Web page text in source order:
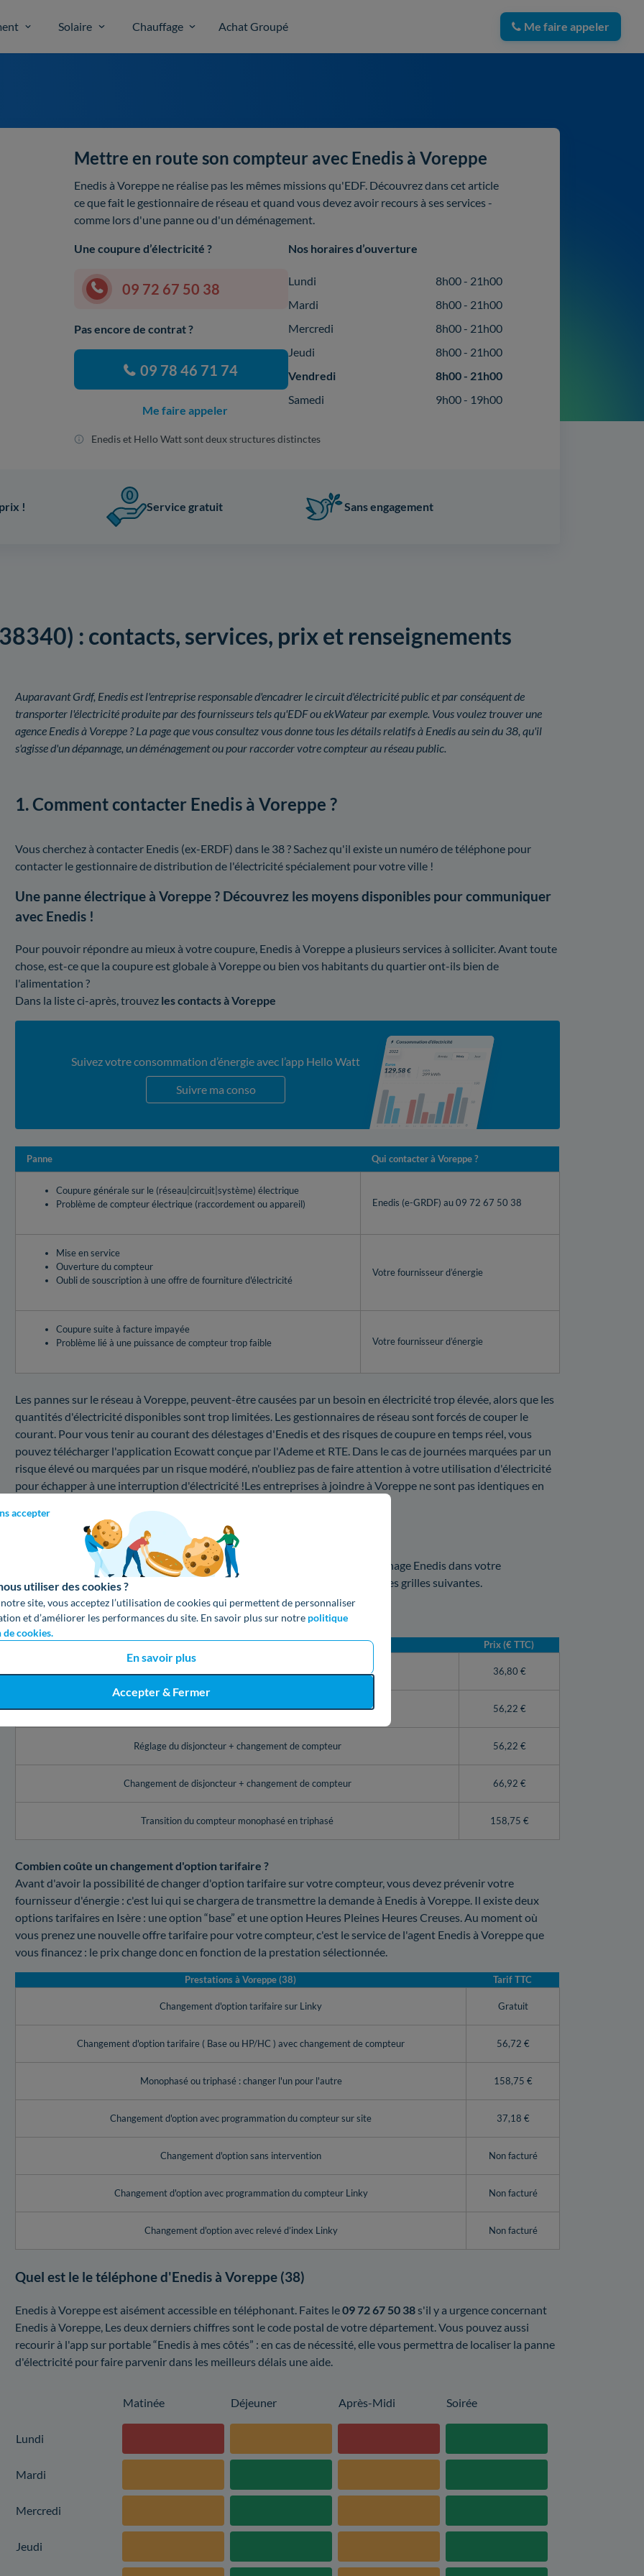
Solaire Chauffage Achat Groupé Me faire appeler
accepter
utiliser des cookies ?
site, vous acceptez l’utilisation de cookies qui permettent de personnaliser
et d’améliorer les performances du site. En savoir plus sur notre politique
cookies.
En savoir plus
Accepter & Fermer
Mettre en route son compteur avec Enedis à Voreppe
Enedis à Voreppe ne réalise pas les mêmes missions qu'EDF. Découvrez dans cet article
ce que fait le gestionnaire de réseau et quand vous devez avoir recours à ses services -
comme lors d'une panne ou d'un déménagement.
Une coupure d’électricité ?
09 72 67 50 38
Pas encore de contrat ?
09 78 46 71 74
Me faire appeler
Nos horaires d’ouverture
Lundi
8h00 - 21h00
Mardi
8h00 - 21h00
Mercredi
8h00 - 21h00
Jeudi
8h00 - 21h00
Vendredi
8h00 - 21h00
Samedi
9h00 - 19h00
Enedis et Hello Watt sont deux structures distinctes
! Service gratuit Sans engagement
: contacts, services, prix et renseignements
Auparavant Grdf, Enedis est l'entreprise responsable d'encadrer le circuit d'électricité public et par conséquent de
transporter l'électricité produite par des fournisseurs tels qu'EDF ou ekWateur par exemple. Vous voulez trouver une
agence Enedis à Voreppe ? La page que vous consultez vous donne tous les détails relatifs à Enedis au sein du 38, qu'il
s'agisse d'un dépannage, un déménagement ou pour raccorder votre compteur au réseau public.
1. Comment contacter Enedis à Voreppe ?
Vous cherchez à contacter Enedis (ex-ERDF) dans le 38 ? Sachez qu'il existe un numéro de téléphone pour
contacter le gestionnaire de distribution de l'électricité spécialement pour votre ville !
Une panne électrique à Voreppe ? Découvrez les moyens disponibles pour communiquer
avec Enedis !
Pour pouvoir répondre au mieux à votre coupure, Enedis à Voreppe a plusieurs services à solliciter. Avant toute
chose, est-ce que la coupure est globale à Voreppe ou bien vos habitants du quartier ont-ils bien de
l'alimentation ?
Dans la liste ci-après, trouvez les contacts à Voreppe
Suivez votre consommation d’énergie avec l’app Hello Watt
Suivre ma conso
Panne Qui contacter à Voreppe ?
Coupure générale sur le (réseau|circuit|système) électrique
Problème de compteur électrique (raccordement ou appareil)
Enedis (e-GRDF) au 09 72 67 50 38
Mise en service
Ouverture du compteur
Oubli de souscription à une offre de fourniture d'électricité
Votre fournisseur d’énergie
Coupure suite à facture impayée
Problème lié à une puissance de compteur trop faible
Votre fournisseur d’énergie
Les pannes sur le réseau à Voreppe, peuvent-être causées par un besoin en électricité trop élevée, alors que les
quantités d'électricité disponibles sont trop limitées. Les gestionnaires de réseau sont forcés de couper le
courant. Pour vous tenir au courant des délestages d'Enedis et des risques de coupure en temps réel, vous
pouvez télécharger l'application Ecowatt conçue par l'Ademe et RTE. Dans le cas de journées marquées par un
risque élevé ou marquées par un risque modéré, n'oubliez pas de faire attention à votre utilisation d'électricité
pour échapper à une interruption d'électricité !Les entreprises à joindre à Voreppe ne sont pas identiques en
Coupure au 38340 : combien coûte une intervention ?
Vous aimeriez vous renseigner dans un premier temps sur le prix d'un dépannage Enedis dans votre
département à savoir en Isère ? Voici un récapitulatif des prix d'Enedis dans les grilles suivantes.
Modifier la puissance du compteur
Les prix Enedis pour tout changement de puissance du compteur à Voreppe :
Service Enedis à Voreppe (38) Prix (€ TTC)
Réglage de l’appareil de contrôle (disjoncteur, compteur Linky) 36,80 €
Changement du disjoncteur 56,22 €
Réglage du disjoncteur + changement de compteur 56,22 €
Changement de disjoncteur + changement de compteur 66,92 €
Transition du compteur monophasé en triphasé 158,75 €
Combien coûte un changement d'option tarifaire ?
Avant d'avoir la possibilité de changer d'option tarifaire sur votre compteur, vous devez prévenir votre
fournisseur d'énergie : c'est lui qui se chargera de transmettre la demande à Enedis à Voreppe. Il existe deux
options tarifaires en Isère : une option “base” et une option Heures Pleines Heures Creuses. Au moment où
vous prenez une nouvelle offre tarifaire pour votre compteur, c'est le service de l'agent Enedis à Voreppe que
vous financez : le prix change donc en fonction de la prestation sélectionnée.
Prestations à Voreppe (38) Tarif TTC
Changement d'option tarifaire sur Linky Gratuit
Changement d'option tarifaire ( Base ou HP/HC ) avec changement de compteur 56,72 €
Monophasé ou triphasé : changer l'un pour l'autre 158,75 €
Changement d'option avec programmation du compteur sur site 37,18 €
Changement d'option sans intervention Non facturé
Changement d'option avec programmation du compteur Linky Non facturé
Changement d'option avec relevé d’index Linky Non facturé
Quel est le le téléphone d'Enedis à Voreppe (38)
Enedis à Voreppe est aisément accessible en téléphonant. Faites le09 72 67 50 38s'il y a urgence concernant
Enedis à Voreppe, Les deux derniers chiffres sont le code postal de votre département. Vous pouvez aussi
recourir à l'app sur portable “Enedis à mes côtés” : en cas de nécessité, elle vous permettra de localiser la panne
d'électricité pour faire parvenir dans les meilleurs délais une aide.
Matinée Déjeuner Après-Midi Soirée
Lundi
Mardi
Mercredi
Jeudi